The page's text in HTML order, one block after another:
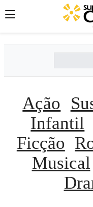
Ação
Infantil
Ficção
Musical